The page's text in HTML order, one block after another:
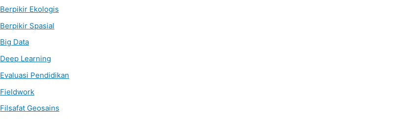
Berpikir Ekologis
Berpikir Spasial
Big Data
Deep Learning
Evaluasi Pendidikan
Fieldwork
Filsafat Geosains